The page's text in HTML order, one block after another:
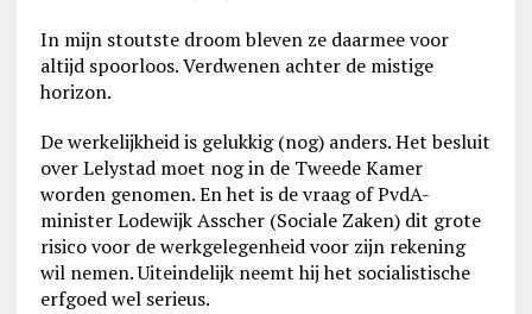
In mijn stoutste droom bleven ze daarmee voor
altijd spoorloos. Verdwenen achter de mistige
horizon.
De werkelijkheid is gelukkig (nog) anders. Het besluit
over Lelystad moet nog in de Tweede Kamer
worden genomen. En het is de vraag of PvdA-
minister Lodewijk Asscher (Sociale Zaken) dit grote
risico voor de werkgelegenheid voor zijn rekening
wil nemen. Uiteindelijk neemt hij het socialistische
erfgoed wel serieus.